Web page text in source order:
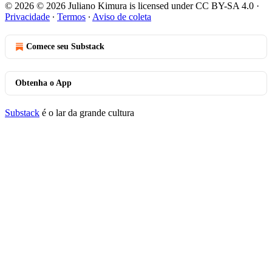
© 2026 © 2026 Juliano Kimura is licensed under CC BY-SA 4.0 ·
Privacidade ∙ Termos ∙ Aviso de coleta
Comece seu Substack
Obtenha o App
Substack é o lar da grande cultura